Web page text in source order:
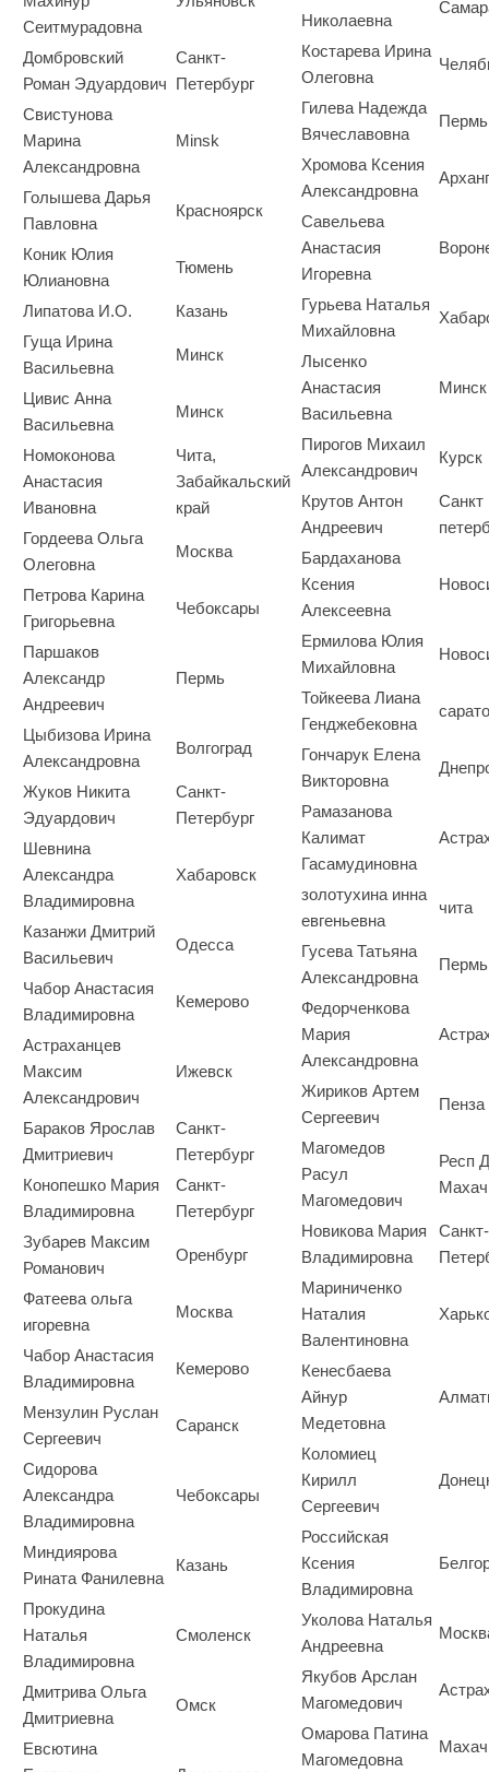
Сеитмурадовна
Домбровский
Роман Эдуардович
Санкт-
Петербург
Свистунова
Марина
Александровна
Minsk
Голышева Дарья
Павловна
Красноярск
Коник Юлия
Юлиановна
Тюмень
Липатова И.О.
Казань
Гуща Ирина
Васильевна
Минск
Цивис Анна
Васильевна
Минск
Номоконова
Анастасия
Ивановна
Чита,
Забайкальский
край
Гордеева Ольга
Олеговна
Москва
Петрова Карина
Григорьевна
Чебоксары
Паршаков
Александр
Андреевич
Пермь
Цыбизова Ирина
Александровна
Волгоград
Жуков Никита
Эдуардович
Санкт-
Петербург
Шевнина
Александра
Владимировна
Хабаровск
Казанжи Дмитрий
Васильевич
Одесса
Чабор Анастасия
Владимировна
Кемерово
Астраханцев
Максим
Александрович
Ижевск
Бараков Ярослав
Дмитриевич
Санкт-
Петербург
Конопешко Мария
Владимировна
Санкт-
Петербург
Зубарев Максим
Романович
Оренбург
Фатеева ольга
игоревна
Москва
Чабор Анастасия
Владимировна
Кемерово
Мензулин Руслан
Сергеевич
Саранск
Сидорова
Александра
Владимировна
Чебоксары
Миндиярова
Рината Фанилевна
Казань
Прокудина
Наталья
Владимировна
Смоленск
Дмитрива Ольга
Дмитриевна
Омск
Евсютина
Николаевна
Костарева Ирина
Олеговна
Гилева Надежда
Вячеславовна
Пермь
Хромова Ксения
Александровна
Савельева
Анастасия
Игоревна
Гурьева Наталья
Михайловна
Лысенко
Анастасия
Васильевна
Минск
Пирогов Михаил
Александрович
Курск
Крутов Антон
Андреевич
Санкт
Бардаханова
Ксения
Алексеевна
Ермилова Юлия
Михайловна
Тойкеева Лиана
Генджебековна
Гончарук Елена
Викторовна
Рамазанова
Калимат
Гасамудиновна
золотухина инна
евгеньевна
чита
Гусева Татьяна
Александровна
Пермь
Федорченкова
Мария
Александровна
Жириков Артем
Сергеевич
Пенза
Магомедов
Расул
Магомедович
Респ
Новикова Мария
Владимировна
Санкт-
Мариниченко
Наталия
Валентиновна
Кенесбаева
Айнур
Медетовна
Коломиец
Кирилл
Сергеевич
Российская
Ксения
Владимировна
Уколова Наталья
Андреевна
Якубов Арслан
Магомедович
Омарова Патина
Магомедовна